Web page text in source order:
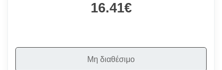
16.41€
Μη διαθέσιμο